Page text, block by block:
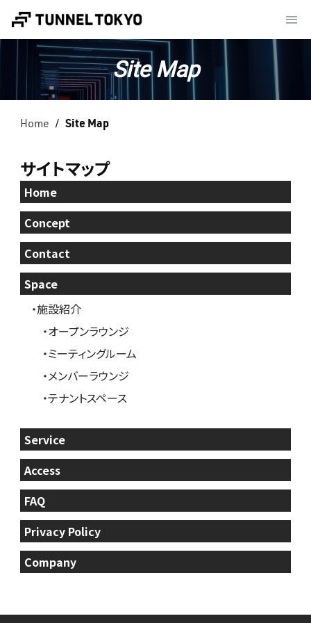
Member Login
Site Map
Home Site Map
サイトマップ
Home
Concept
Contact
Space
・施設紹介
・オープンラウンジ
・ミーティングルーム
・メンバーラウンジ
・テナントスペース
Service
Access
FAQ
Privacy Policy
Company